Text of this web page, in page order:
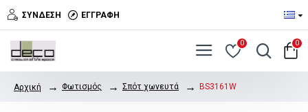
ΣΎΝΔΕΣΗ ΕΓΓΡΑΦΉ
0 0
Αρχική Φωτισμός Σπότ χωνευτά BS3161W